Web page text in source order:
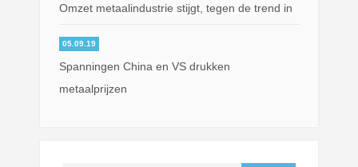
Omzet metaalindustrie stijgt, tegen de trend in
05.09.19
Spanningen China en VS drukken
metaalprijzen